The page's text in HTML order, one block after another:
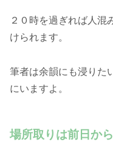
２０時を過ぎれば人混
けられます。
筆者は余韻にも浸りた
にいますよ。
場所取りは前日か